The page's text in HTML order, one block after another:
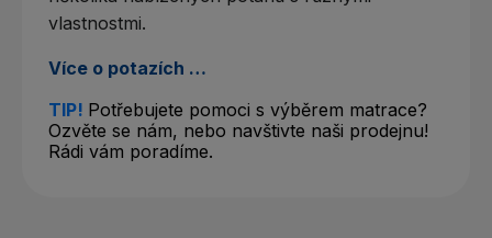
vlastnostmi.
Více o potazích …
TIP! Potřebujete pomoci s výběrem matrace?
Ozvěte se nám, nebo navštivte naši prodejnu!
Rádi vám poradíme.